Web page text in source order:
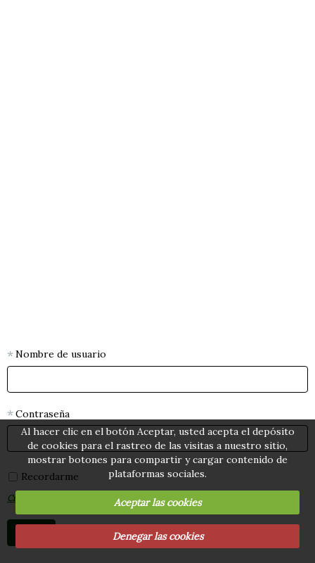
Nombre de usuario
Contraseña
Recordarme
Crear una cuenta ¿Has olvidado tu contraseña?
Al hacer clic en el botón Aceptar, usted acepta el depósito
de cookies para el rastreo de las visitas a nuestro sitio,
mostrar botones para compartir y cargar contenido de
plataformas sociales.
Aceptar las cookies
Denegar las cookies